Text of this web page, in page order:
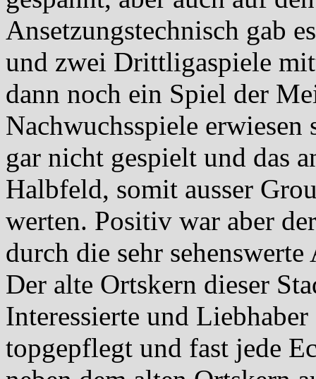
Ansetzungstechnisch gab
und zwei Drittligaspiele
dann noch ein Spiel der
Nachwuchsspiele
gar nicht gespielt und das
Halbfeld, somit ausser
werten. Positiv war aber
durch die sehr
Der alte Ortskern dieser
Interessierte und
topgepflegt und fast jede